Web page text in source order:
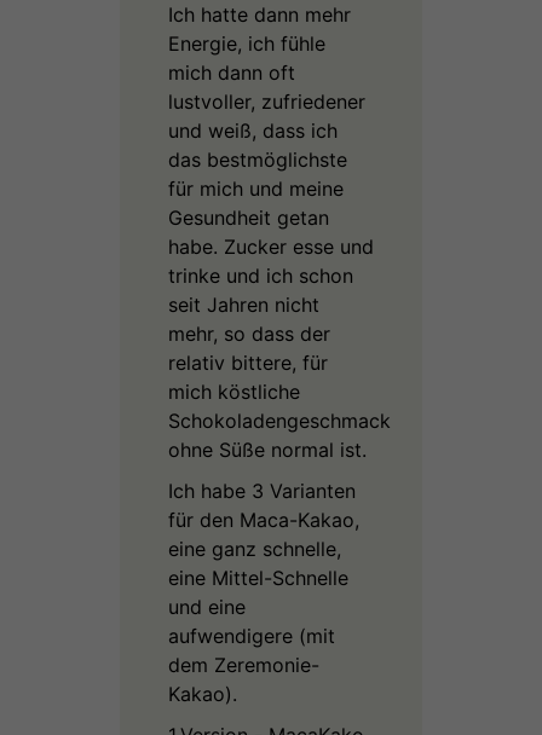
Ich hatte dann mehr
Energie, ich fühle
mich dann oft
lustvoller, zufriedener
und weiß, dass ich
das bestmöglichste
für mich und meine
Gesundheit getan
habe. Zucker esse und
trinke und ich schon
seit Jahren nicht
mehr, so dass der
relativ bittere, für
mich köstliche
Schokoladengeschmack
ohne Süße normal ist.
Ich habe 3 Varianten
für den Maca-Kakao,
eine ganz schnelle,
eine Mittel-Schnelle
und eine
aufwendigere (mit
dem Zeremonie-
Kakao).